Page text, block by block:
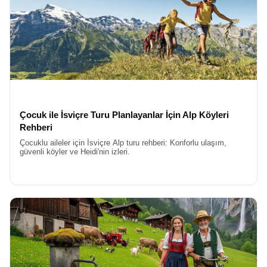
isteyenler için İsviçre ideal bir tercihtir. Ayrıca, İsviçre’nin coğrafi
konumu, Alplerin görkemiyle birleştiğinde ortaya çıkan
manzaralar, başka hiçbir Avrupa ülkesinde bulamayacağınız bir
görsel şölen sunar. Tren yolculuklarından göl kenarı yürüyüşlerine
kadar her detay, estetik bir zevkle planlanmıştır.
Yeni yıla girerken dilek tutmak, havai fişek gösterilerini izlemek ve
sevdiklerinizle kadeh kaldırmak evrensel bir gelenektir. Ancak bu
İsviçre’de yılbaşı gecesi, gökyüzünü aydınlatan havai fişeklerin
göl sularına yansımasıyla büyülü bir hal alır. Şehir
merkezlerindeki kutlamalar, hem yerel halkın hem de turistlerin
katılımıyla büyük bir festivale dönüşür. Bu turda, yeni yılın ilk
ve peynir fondüleri, bu kutlamayı gastronomik bir şölene
dönüştürecektir.
En Uygun Fiyatlı İsviçre Yılbaşı Turu
Yoğun iş temposundan uzaklaşıp kendinize zaman ayırmak
istiyorsanız,İsviçre Yılbaşı Tatilitam size göre bir kaçış planıdır.
Bu tatil, sadece gezmekten ibaret değil, aynı zamanda ruhunuzu
dinlendirmek ve yenilenmek için de bir fırsattır. İsviçre’nin tertemiz
Çocuk ile İsviçre Turu Planlayanlar İçin Alp Köyleri
Rehberi
Çocuklu aileler için İsviçre Alp turu rehberi: Konforlu ulaşım,
güvenli köyler ve Heidi'nin izleri.